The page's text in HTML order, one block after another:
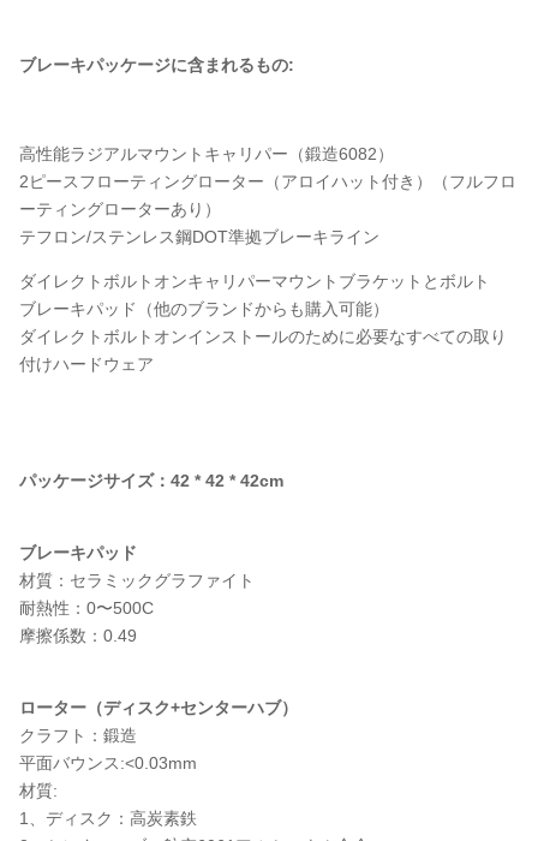
ブレーキパッケージに含まれるもの:
高性能ラジアルマウントキャリパー（鍛造6082）
2ピースフローティングローター（アロイハット付き）（フルフロ
ーティングローターあり）
テフロン/ステンレス鋼DOT準拠ブレーキライン
ダイレクトボルトオンキャリパーマウントブラケットとボルト
ブレーキパッド（他のブランドからも購入可能）
ダイレクトボルトオンインストールのために必要なすべての取り
付けハードウェア
パッケージサイズ：42 * 42 * 42cm
ブレーキパッド
材質：セラミックグラファイト
耐熱性：0〜500C
摩擦係数：0.49
ローター（ディスク+センターハブ）
クラフト：鍛造
平面バウンス:<0.03mm
材質:
1、ディスク：高炭素鉄